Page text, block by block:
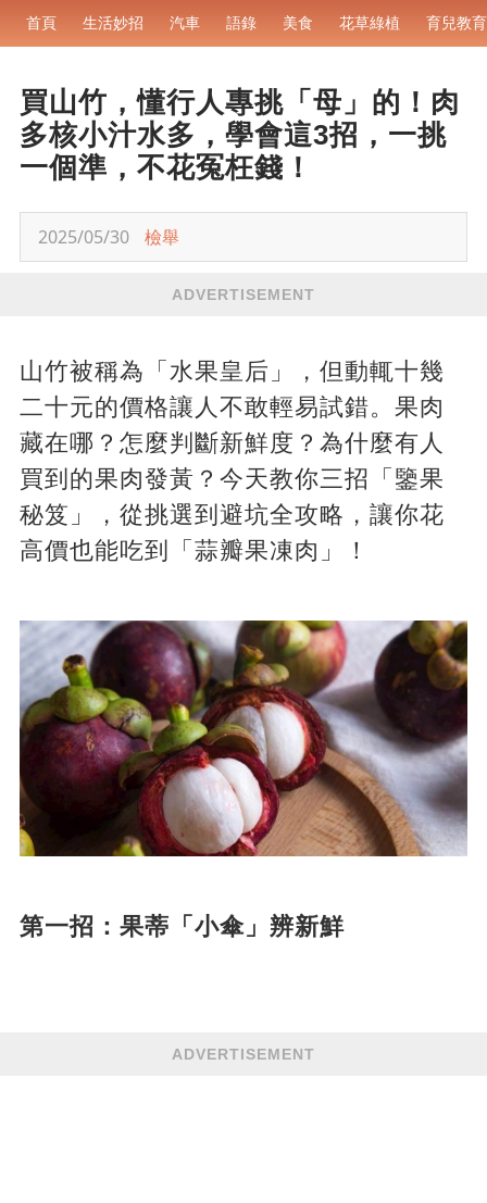
首頁 生活妙招 汽車 語錄 美食 花草綠植 育兒教育
買山竹，懂行人專挑「母」的！肉
多核小汁水多，學會這3招，一挑
一個準，不花冤枉錢！
2025/05/30 檢舉
ADVERTISEMENT
山竹被稱為「水果皇后」，但動輒十幾
二十元的價格讓人不敢輕易試錯。果肉
藏在哪？怎麼判斷新鮮度？為什麼有人
買到的果肉發黃？今天教你三招「鑒果
秘笈」，從挑選到避坑全攻略，讓你花
高價也能吃到「蒜瓣果凍肉」！
​第一招：果蒂「小傘」辨新鮮​
ADVERTISEMENT